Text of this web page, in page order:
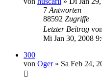
7 Antworten
88592 Zugriffe
Letzter Beitrag von
Mi Jan 30, 2008
300
von Oger» Sa Feb 24,